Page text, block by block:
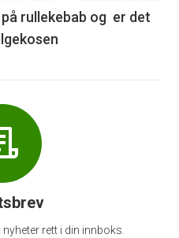
rullekebab og er det
rett i din innboks.